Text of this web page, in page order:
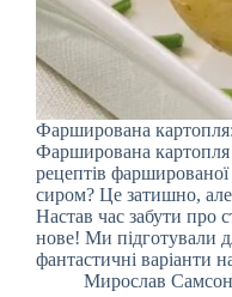
Фарширована
Фарширована
рецептів
сиром? Це затишно,
Настав час забути про
нове! Ми підготували
фантастичні варіанти
Мирослав